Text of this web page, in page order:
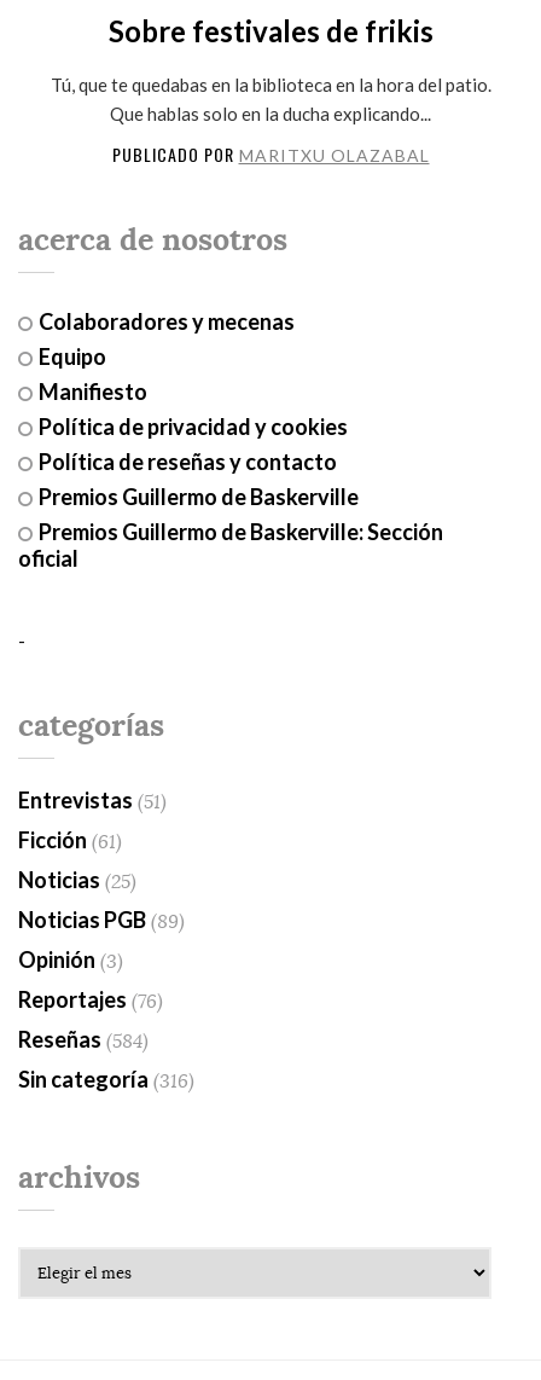
Sobre festivales de frikis
Tú, que te quedabas en la biblioteca en la hora del patio.
Que hablas solo en la ducha explicando...
PUBLICADO POR MARITXU OLAZABAL
acerca de nosotros
Colaboradores y mecenas
Equipo
Manifiesto
Política de privacidad y cookies
Política de reseñas y contacto
Premios Guillermo de Baskerville
Premios Guillermo de Baskerville: Sección
oficial
-
categorías
Entrevistas (51)
Ficción (61)
Noticias (25)
Noticias PGB(89)
Opinión (3)
Reportajes (76)
Reseñas (584)
Sin categoría (316)
archivos